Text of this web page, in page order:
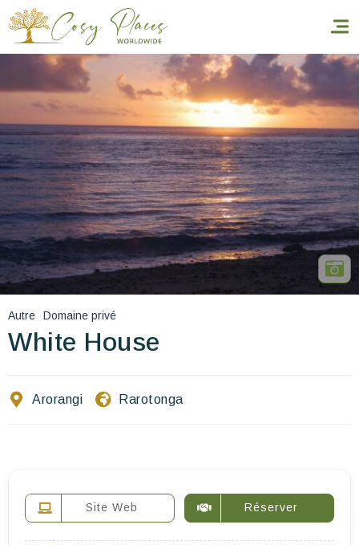
Accueil
Réserver un séjour
Nos adresses dans le monde
World’s Best Hotels
Vous faire voyager
Les séjours à thème
Autre Domaine privé
White House
Arorangi Rarotonga
Site Web Réserver